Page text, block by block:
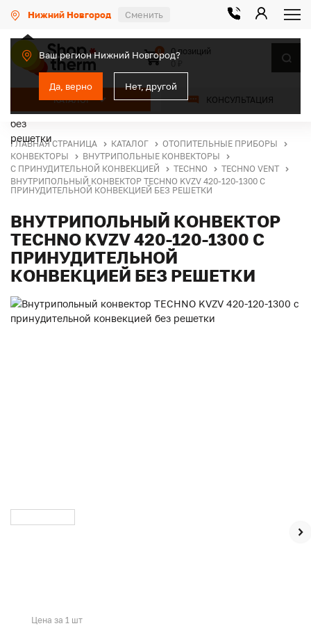
Нижний Новгород Сменить
Ваш регион Нижний Новгород?
Да, верно Нет, другой
КАТАЛОГ КОНСУЛЬТАЦИЯ
0
0 позиций
ГЛАВНАЯ СТРАНИЦА КАТАЛОГ
ОТОПИТЕЛЬНЫЕ ПРИБОРЫ
КОНВЕКТОРЫ
ВНУТРИПОЛЬНЫЕ КОНВЕКТОРЫ
С ПРИНУДИТЕЛЬНОЙ КОНВЕКЦИЕЙ
TECHNO
TECHNO VENT
ВНУТРИПОЛЬНЫЙ КОНВЕКТОР TECHNO KVZV 420-120-1300 С
ПРИНУДИТЕЛЬНОЙ КОНВЕКЦИЕЙ БЕЗ РЕШЕТКИ
ВНУТРИПОЛЬНЫЙ КОНВЕКТОР
TECHNO KVZV 420-120-1300 С
ПРИНУДИТЕЛЬНОЙ
КОНВЕКЦИЕЙ БЕЗ РЕШЕТКИ
Цена за 1 шт